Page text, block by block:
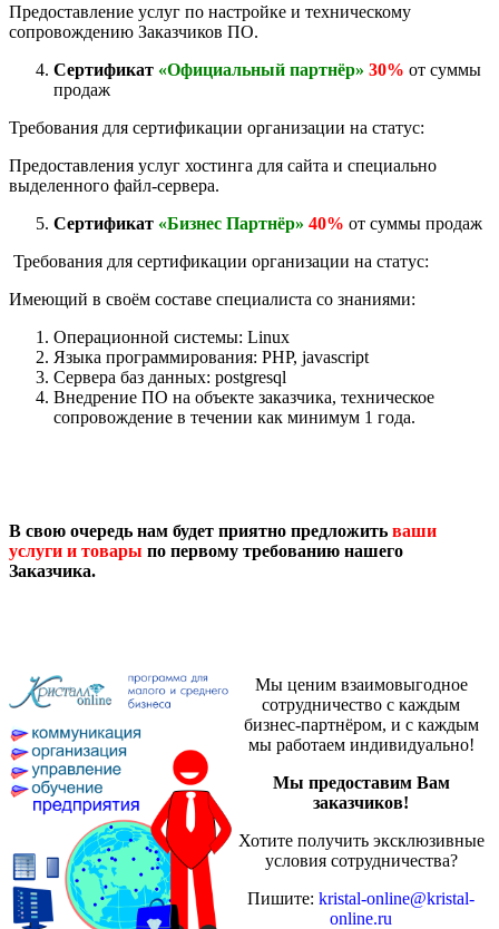
Предоставление услуг по настройке и техническому
сопровождению Заказчиков ПО.
Сертификат «Официальный партнёр» 30% от суммы
продаж
Требования для сертификации организации на статус:
Предоставления услуг хостинга для сайта и специально
выделенного файл-сервера.
Сертификат «Бизнес Партнёр» 40% от суммы продаж
Требования для сертификации организации на статус:
Имеющий в своём составе специалиста со знаниями:
Операционной системы: Linux
Языка программирования: PHP, javascript
Сервера баз данных: postgresql
Внедрение ПО на объекте заказчика, техническое
сопровождение в течении как минимум 1 года.
В свою очередь нам будет приятно предложить ваши
услуги и товары по первому требованию нашего
Заказчика.
Мы ценим взаимовыгодное
сотрудничество с каждым
бизнес-партнёром, и с каждым
мы работаем индивидуально!
Мы предоставим Вам
заказчиков!
Хотите получить эксклюзивные
условия сотрудничества?
Пишите: kristal-online@kristal-
online.ru